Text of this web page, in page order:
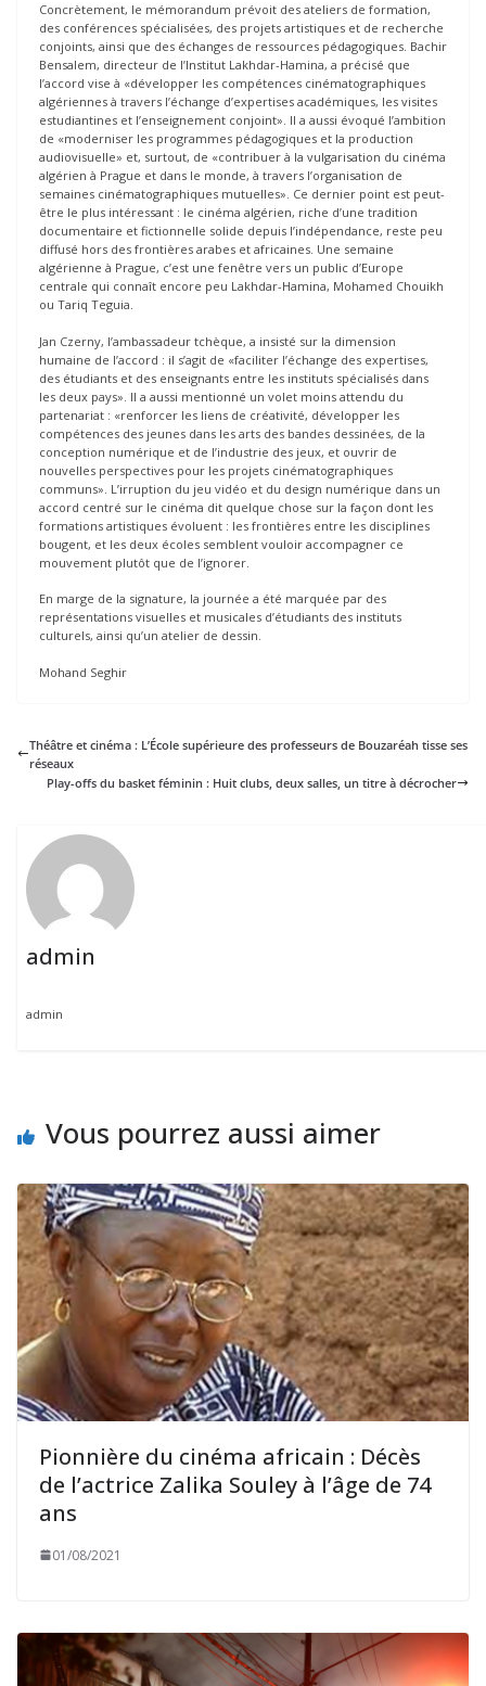
Concrètement, le mémorandum prévoit des ateliers de formation,
des conférences spécialisées, des projets artistiques et de recherche
conjoints, ainsi que des échanges de ressources pédagogiques. Bachir
Bensalem, directeur de l’Institut Lakhdar-Hamina, a précisé que
l’accord vise à «développer les compétences cinématographiques
algériennes à travers l’échange d’expertises académiques, les visites
estudiantines et l’enseignement conjoint». Il a aussi évoqué l’ambition
de «moderniser les programmes pédagogiques et la production
audiovisuelle» et, surtout, de «contribuer à la vulgarisation du cinéma
algérien à Prague et dans le monde, à travers l’organisation de
semaines cinématographiques mutuelles». Ce dernier point est peut-
être le plus intéressant : le cinéma algérien, riche d’une tradition
documentaire et fictionnelle solide depuis l’indépendance, reste peu
diffusé hors des frontières arabes et africaines. Une semaine
algérienne à Prague, c’est une fenêtre vers un public d’Europe
centrale qui connaît encore peu Lakhdar-Hamina, Mohamed Chouikh
ou Tariq Teguia.
Jan Czerny, l’ambassadeur tchèque, a insisté sur la dimension
humaine de l’accord : il s’agit de «faciliter l’échange des expertises,
des étudiants et des enseignants entre les instituts spécialisés dans
les deux pays». Il a aussi mentionné un volet moins attendu du
partenariat : «renforcer les liens de créativité, développer les
compétences des jeunes dans les arts des bandes dessinées, de la
conception numérique et de l’industrie des jeux, et ouvrir de
nouvelles perspectives pour les projets cinématographiques
communs». L’irruption du jeu vidéo et du design numérique dans un
accord centré sur le cinéma dit quelque chose sur la façon dont les
formations artistiques évoluent : les frontières entre les disciplines
bougent, et les deux écoles semblent vouloir accompagner ce
mouvement plutôt que de l’ignorer.
En marge de la signature, la journée a été marquée par des
représentations visuelles et musicales d’étudiants des instituts
culturels, ainsi qu’un atelier de dessin.
Mohand Seghir
Théâtre et cinéma : L’École supérieure des professeurs de Bouzaréah tisse ses
réseaux
Play-offs du basket féminin : Huit clubs, deux salles, un titre à décrocher
admin
admin
Vous pourrez aussi aimer
Pionnière du cinéma africain : Décès
de l’actrice Zalika Souley à l’âge de 74
ans
01/08/2021